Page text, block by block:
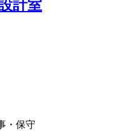
計室
・保守